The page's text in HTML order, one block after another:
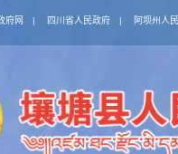
府网 | 四川省人民政府 | 阿坝州人